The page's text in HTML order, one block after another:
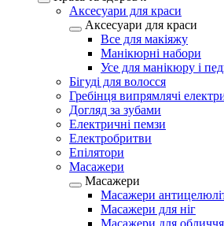
Аксесуари для краси
Аксесуари для краси
Все для макіяжу
Манікюрні набори
Усе для манікюру і
Бігуді для волосся
Гребінця випрямлячі
Догляд за зубами
Електричні пемзи
Електробритви
Епілятори
Масажери
Масажери
Масажери
Масажери для ніг
Масажери для обличчя